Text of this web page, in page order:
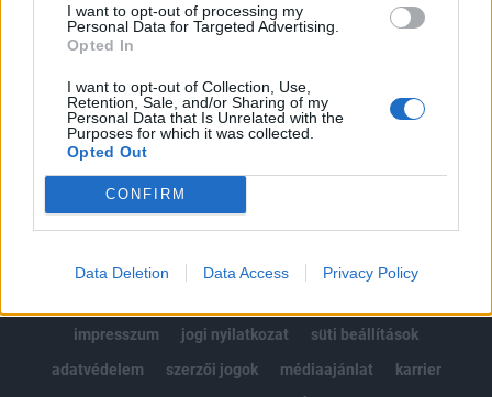
I want to opt-out of processing my
Personal Data for Targeted Advertising.
Opted In
I want to opt-out of Collection, Use,
Retention, Sale, and/or Sharing of my
Personal Data that Is Unrelated with the
Purposes for which it was collected.
Opted Out
CONFIRM
Data Deletion Data Access Privacy Policy
MÁR ELŐFIZETŐNK VAGY?BEJELENTKEZÉS
impresszum
jogi nyilatkozat
süti beállítások
adatvédelem
szerzői jogok médiaajánlat
karrier